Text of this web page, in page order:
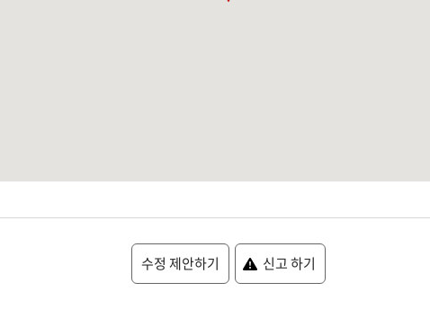
수정 제안하기 신고 하기